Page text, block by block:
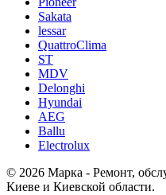
Sakata
lessar
QuattroClima
ST
MDV
Delonghi
Hyundai
AEG
Ballu
Electrolux
© 2026 Марка - Ремонт,
Киеве и Киевской области.